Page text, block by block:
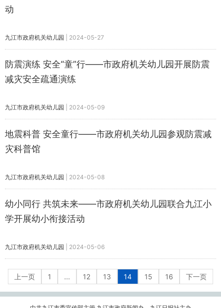
动
九江市政府机关幼儿园 2024-05-27
防震演练 安全“童”行——市政府机关幼儿园开展防震
减灾安全疏通演练
九江市政府机关幼儿园 2024-05-09
地震科普 安全童行——市政府机关幼儿园参观防震减
灾科普馆
九江市政府机关幼儿园 2024-05-08
幼小同行 共筑未来——市政府机关幼儿园联合九江小
学开展幼小衔接活动
九江市政府机关幼儿园 2024-05-06
上一页 1 ... 12 13 14 15 16 下一页